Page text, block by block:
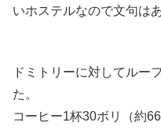
いホステルなので文句は
ドミトリーに対してルー
た。
コーヒー1杯30ボリ（約